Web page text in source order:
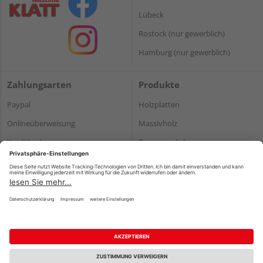
Lübeck
Rostock (nur gewerblich)
Hamburg (nur gewerblich)
Zahlungsarten
Paypal
Onlineüberweisung
Kreditkarte
*Bonität vorausgesetzt
Produkte
Holzplatten
Massivholz
Terrassendielen
Impressum Datenschutz AGB
Barrierefreiheitserklärung
Vertrag widerrufen